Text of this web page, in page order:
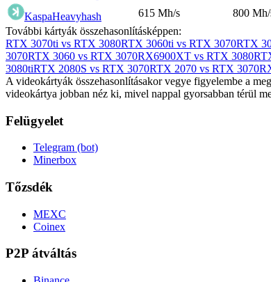
KaspaHeavyhash 615 Mh/s
800
További kártyák összehasonlításképpen:
RTX 3070ti vs RTX 3080RTX 3060ti vs RTX 3070RTX
3070RTX 3060 vs RTX 3070RX6900XT vs RTX 3080
3080tiRTX 2080S vs RTX 3070RTX 2070 vs RTX 3070
A videokártyák összehasonlításakor vegye figyelembe a
videokártya jobban néz ki, mivel nappal gyorsabban térül
Felügyelet
Telegram (bot)
Minerbox
Tőzsdék
MEXC
Coinex
P2P átváltás